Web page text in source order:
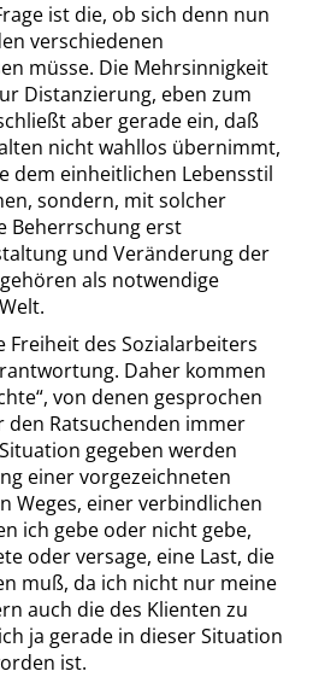
ist die, ob sich denn nun
verschiedenen
müsse. Die Mehrsinnigkeit
Distanzierung, eben zum
aber gerade ein, daß
nicht wahllos übernimmt,
dem einheitlichen Lebensstil
sondern, mit solcher
Beherrschung erst
und Veränderung der
als notwendige
Freiheit des Sozialarbeiters
Daher kommen
“, von denen gesprochen
den Ratsuchenden immer
gegeben werden
einer vorgezeichneten
Weges, einer verbindlichen
ich gebe oder nicht gebe,
oder versage, eine Last, die
muß, da ich nicht nur meine
auch die des Klienten zu
ja gerade in dieser Situation
ist.